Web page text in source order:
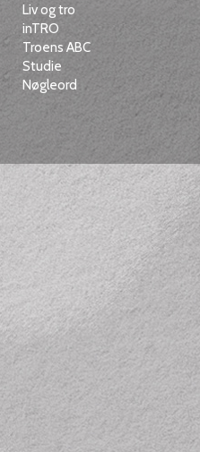
Liv og tro
inTRO
Troens ABC
Studie
Nøgleord